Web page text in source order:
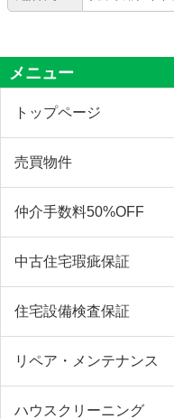
メニュー
トップページ
売買物件
仲介手数料50%OFF
中古住宅瑕疵保証
住宅設備検査保証
リペア・メンテナンス
ハウスクリーニング